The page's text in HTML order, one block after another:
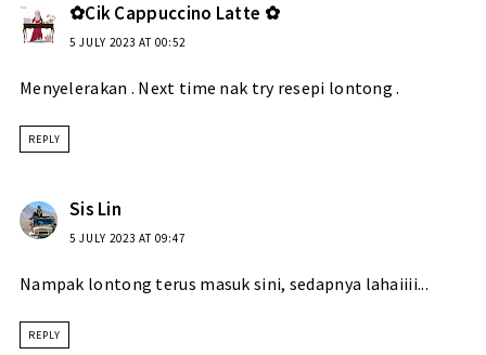
✿Cik Cappuccino Latte ✿
5 JULY 2023 AT 00:52
Menyelerakan . Next time nak try resepi lontong .
REPLY
Sis Lin
5 JULY 2023 AT 09:47
Nampak lontong terus masuk sini, sedapnya lahaiiii...
REPLY